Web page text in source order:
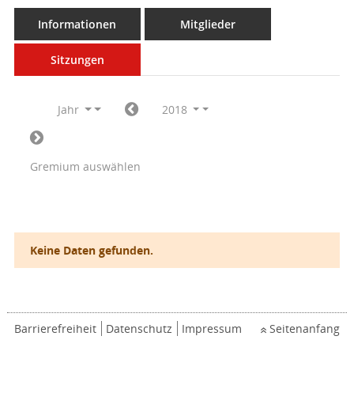
Informationen Mitglieder
Sitzungen
Jahr 2018
Gremium auswählen
Keine Daten gefunden.
Barrierefreiheit Datenschutz Impressum Seitenanfang